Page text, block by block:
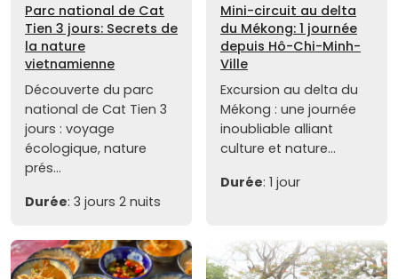
Parc national de Cat
Tien 3 jours: Secrets de
la nature
vietnamienne
Découverte du parc
national de Cat Tien 3
jours : voyage
écologique, nature
prés...
Durée: 3 jours 2 nuits
Mini-circuit au delta
du Mékong: 1 journée
depuis Hô-Chi-Minh-
Ville
Excursion au delta du
Mékong : une journée
inoubliable alliant
culture et nature...
Durée: 1 jour